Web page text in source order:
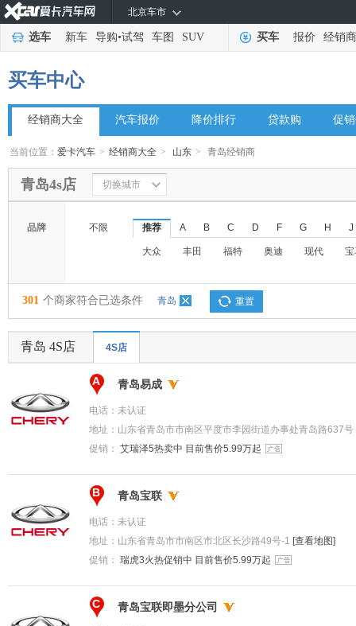
北京车市
选车 新车 导购•试驾 车图 SUV 买车 报价 经销商
买车中心
经销商大全 汽车报价 降价排行 贷款购 促
当前位置：爱卡汽车 > 经销商大全 > 山东 > 青岛经销商
青岛4s店 切换城市
品牌 不限 推荐 A B C D F G H J
大众 丰田 福特 奥迪 现代
301 个商家符合已选条件 青岛 重置
青岛 4S店 4S店
A 青岛易成
电话： 未认证
地址： 山东省青岛市市南区平度市李园街道办事处青岛路637号
促销： 艾瑞泽5热卖中 目前售价5.99万起
B 青岛宝联
电话： 未认证
地址： 山东省青岛市市南区市北区长沙路49号-1 [查看地图]
促销： 瑞虎3火热促销中 目前售价5.99万起
C 青岛宝联即墨分公司